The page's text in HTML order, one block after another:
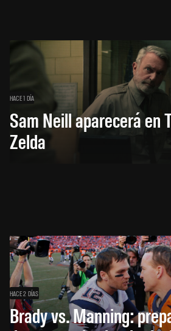
HACE 1 DÍA
Sam Neill aparecerá en
Zelda
HACE 2 DÍAS
Brady vs. Manning: